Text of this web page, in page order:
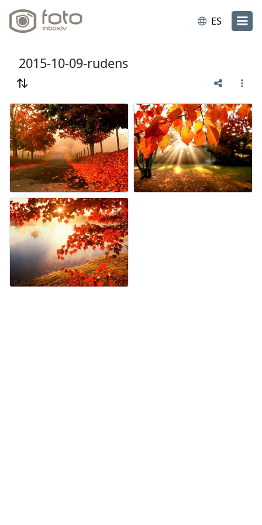
ES
2015-10-09-rudens